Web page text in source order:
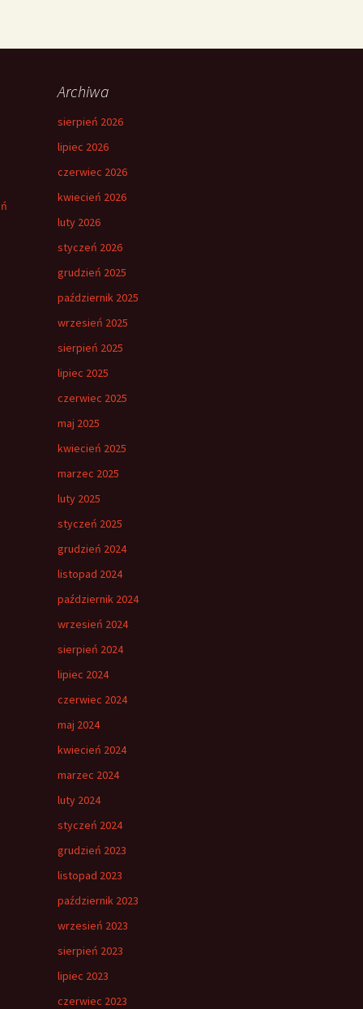
Archiwa
sierpień 2026
lipiec 2026
czerwiec 2026
kwiecień 2026
luty 2026
styczeń 2026
grudzień 2025
październik 2025
wrzesień 2025
sierpień 2025
lipiec 2025
czerwiec 2025
maj 2025
kwiecień 2025
marzec 2025
luty 2025
styczeń 2025
grudzień 2024
listopad 2024
październik 2024
wrzesień 2024
sierpień 2024
lipiec 2024
czerwiec 2024
maj 2024
kwiecień 2024
marzec 2024
luty 2024
styczeń 2024
grudzień 2023
listopad 2023
październik 2023
wrzesień 2023
sierpień 2023
lipiec 2023
czerwiec 2023